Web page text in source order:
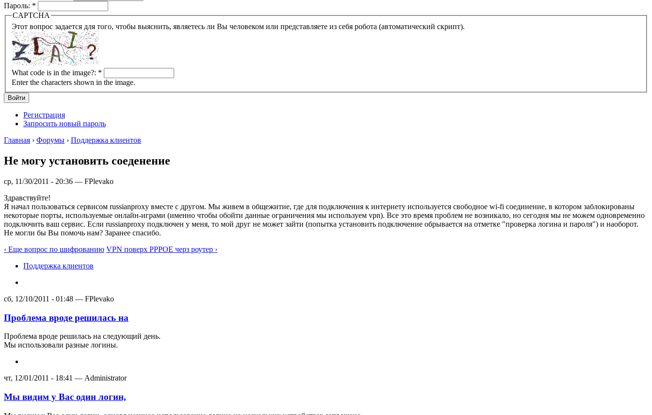
Пароль: *
CAPTCHA
Этот вопрос задается для того, чтобы выяснить, являетесь ли Вы человеком или представляете из себя робота (автоматический скрипт).
What code is in the image?: *
Enter the characters shown in the image.
Регистрация
Запросить новый пароль
Главная › Форумы › Поддержка клиентов
Не могу установить соеденение
ср, 11/30/2011 - 20:36 — FPlevako
Здравствуйте!
Я начал пользоваться сервисом russianproxy вместе с другом. Мы живем в общежитие, где для подключения к интернету используется свободное wi-fi соединение, в котором заблокированы
некоторые порты, используемые онлайн-играми (именно чтобы обойти данные ограничения мы используем vpn). Все это время проблем не возникало, но сегодня мы не можем одновременно
подключить ваш сервис. Если russianproxy подключен у меня, то мой друг не может зайти (попытка установить подключение обрывается на отметке "проверка логина и пароля") и наоборот.
Не могли бы Вы помочь нам? Заранее спасибо.
‹ Еще вопрос по шифрованию VPN поверх РРРОЕ черз роутер ›
Поддержка клиентов
сб, 12/10/2011 - 01:48 — FPlevako
Проблема вроде решилась на
Проблема вроде решилась на следующий день.
Мы использовали разные логины.
чт, 12/01/2011 - 18:41 — Administrator
Мы видим у Вас один логин,